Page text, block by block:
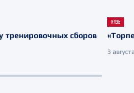
тренировочных сборов
КЛУБ
3